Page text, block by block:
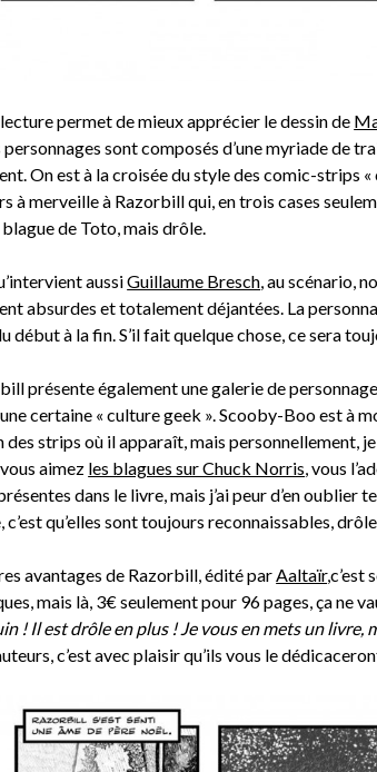
permet de mieux apprécier le dessin de
sont composés d’une myriade de
On est à la croisée du style des comic-strips
à merveille à Razorbill qui, en trois cases
de Toto, mais drôle.
aussiGuillaume Bresch, au scénario,
absurdes et totalement déjantées. La
début à la fin. S’il fait quelque chose, ce sera
présente également une galerie de
certaine « culture geek ». Scooby-Boo est à
des strips où il apparaît, mais personnellement, je
aimez les blagues sur Chuck Norris, vous
dans le livre, mais j’ai peur d’en oublier
c’est qu’elles sont toujours reconnaissables,
avantages de Razorbill, édité parAaltaïr,c’est
mais là, 3€ seulement pour 96 pages, ça ne
! Il est drôle en plus ! Je vous en mets un livre,
c’est avec plaisir qu’ils vous le